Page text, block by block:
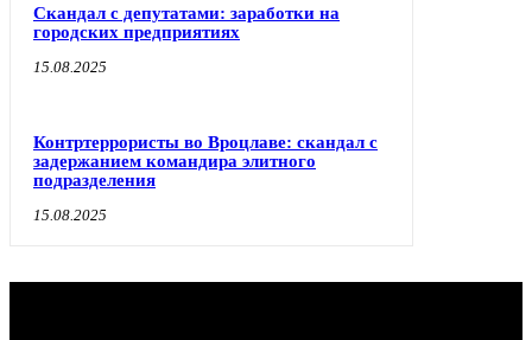
Скандал с депутатами: заработки на
городских предприятиях
15.08.2025
Контртеррористы во Вроцлаве: скандал с
задержанием командира элитного
подразделения
15.08.2025